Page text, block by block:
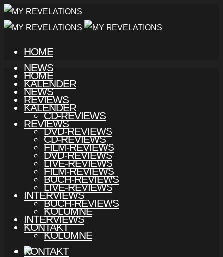
HOME
NEWS
KALENDER
REVIEWS
CD-REVIEWS
DVD-REVIEWS
FILM-REVIEWS
LIVE-REVIEWS
BUCH-REVIEWS
INTERVIEWS
KOLUMNE
KONTAKT
HOME
NEWS
KALENDER
REVIEWS
CD-REVIEWS
DVD-REVIEWS
FILM-REVIEWS
LIVE-REVIEWS
BUCH-REVIEWS
INTERVIEWS
KOLUMNE
KONTAKT